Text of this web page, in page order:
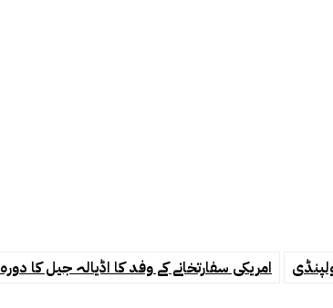
امریکی سفارتخانے کے وفد کا اڈیالہ جیل کا دورہ